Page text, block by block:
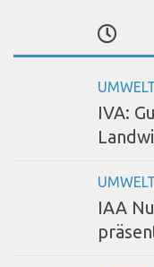
IVA:
IAA